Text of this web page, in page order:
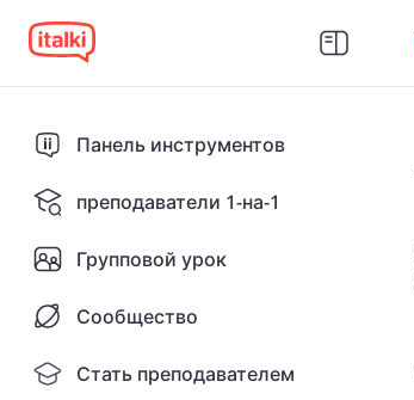
Панель инструментов
преподаватели 1-на-1
Групповой урок
Сообщество
Стать преподавателем